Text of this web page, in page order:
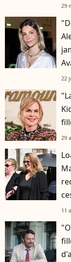
29
22
29
11